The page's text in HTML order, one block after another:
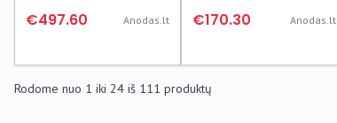
MPPT saulės įkrovikliu
€497.60 Anodas.lt
inverteris
€170.30 Anodas.lt
Rodome nuo 1 iki 24 iš 111 produktų